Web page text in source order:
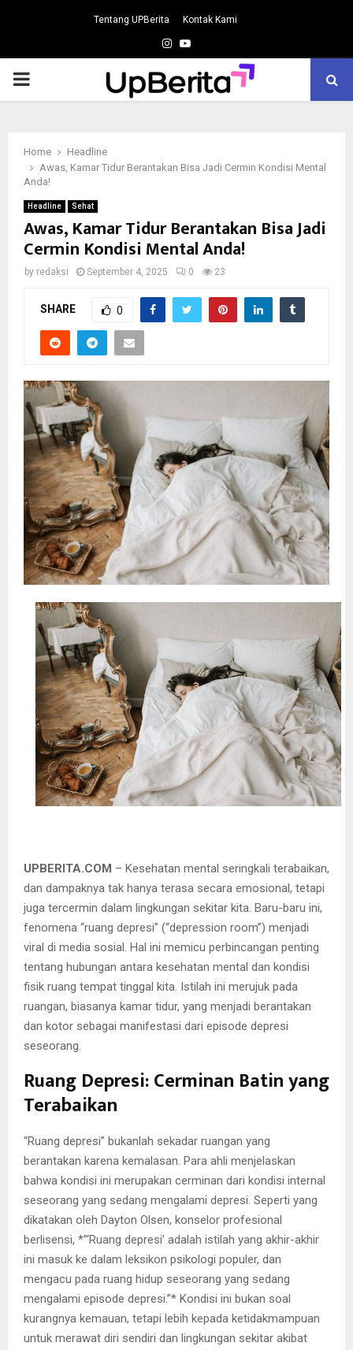
Tentang UPBerita Kontak Kami
Instagram
Youtube
PRIMARY
Home
Headline
Awas, Kamar Tidur Berantakan Bisa Jadi Cermin Kondisi Mental
Anda!
Headline Sehat
Awas, Kamar Tidur Berantakan Bisa Jadi
Cermin Kondisi Mental Anda!
by redaksi September 4, 2025 0 23
SHARE 0
UPBERITA.COM – Kesehatan mental seringkali terabaikan,
dan dampaknya tak hanya terasa secara emosional, tetapi
juga tercermin dalam lingkungan sekitar kita. Baru-baru ini,
fenomena “ruang depresi” (“depression room”) menjadi
viral di media sosial. Hal ini memicu perbincangan penting
tentang hubungan antara kesehatan mental dan kondisi
fisik ruang tempat tinggal kita. Istilah ini merujuk pada
ruangan, biasanya kamar tidur, yang menjadi berantakan
dan kotor sebagai manifestasi dari episode depresi
seseorang.
Ruang Depresi: Cerminan Batin yang
Terabaikan
“Ruang depresi” bukanlah sekadar ruangan yang
berantakan karena kemalasan. Para ahli menjelaskan
bahwa kondisi ini merupakan cerminan dari kondisi internal
seseorang yang sedang mengalami depresi. Seperti yang
dikatakan oleh Dayton Olsen, konselor profesional
berlisensi, *”‘Ruang depresi’ adalah istilah yang akhir-akhir
ini masuk ke dalam leksikon psikologi populer, dan
mengacu pada ruang hidup seseorang yang sedang
mengalami episode depresi.”* Kondisi ini bukan soal
kurangnya kemauan, tetapi lebih kepada ketidakmampuan
untuk merawat diri sendiri dan lingkungan sekitar akibat